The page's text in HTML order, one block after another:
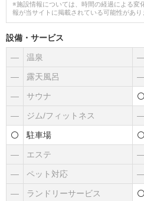
※施設情報については、時間の経過による変
報が当サイトに掲載されている可能性があり
設備・サービス
― 温泉
― 露天風呂
― サウナ
― ジム/フィットネス
駐車場
― エステ
― ペット対応
― ランドリーサービス